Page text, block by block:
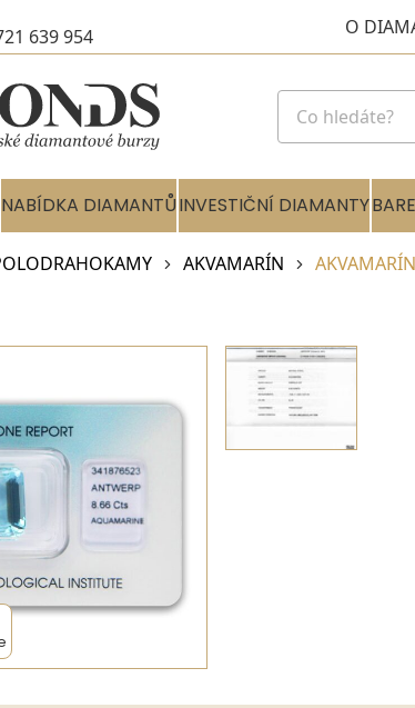
639 954 O
NABÍDKA DIAMANTŮINVESTIČNÍ DIAMANTY
AKVAMARÍN